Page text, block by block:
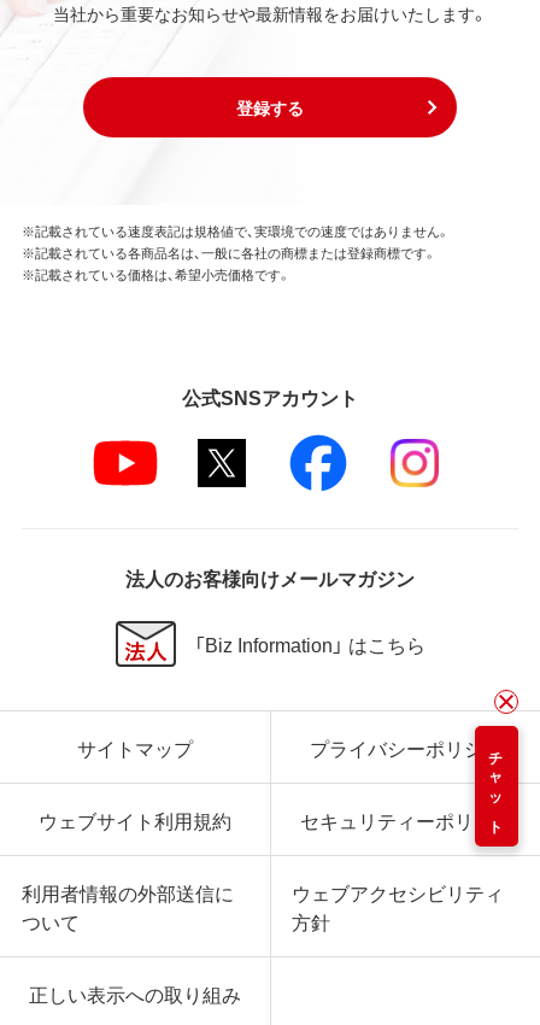
当社から重要なお知らせや最新情報をお届けいたします。
登録する
チャット
※記載されている速度表記は規格値で、実環境での速度ではありません。
※記載されている各商品名は、一般に各社の商標または登録商標です。
※記載されている価格は、希望小売価格です。
公式SNSアカウント
法人のお客様向けメールマガジン
「Biz Information」 はこちら
サイトマップ プライバシーポリシー
ウェブサイト利用規約 セキュリティーポリシー
利用者情報の外部送信に
ついて
ウェブアクセシビリティ
方針
正しい表示への取り組み